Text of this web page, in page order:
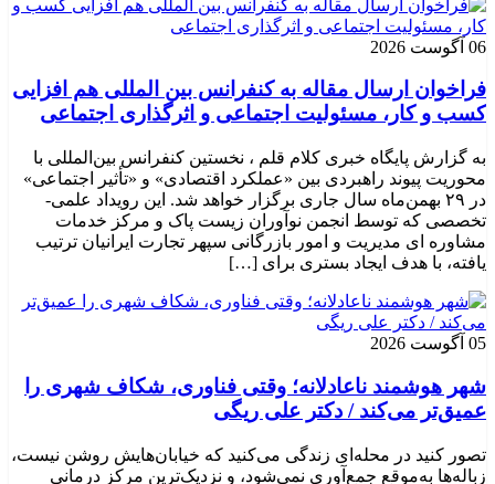
06 آگوست 2026
فراخوان ارسال مقاله به کنفرانس بین المللی هم افزایی
کسب و کار، مسئولیت اجتماعی و اثرگذاری اجتماعی
به گزارش پایگاه خبری کلام قلم ، نخستین کنفرانس بین‌المللی با
محوریت پیوند راهبردی بین «عملکرد اقتصادی» و «تأثیر اجتماعی»
در ۲۹ بهمن‌ماه سال جاری برگزار خواهد شد. این رویداد علمی-
تخصصی که توسط انجمن نوآوران زیست پاک و مرکز خدمات
مشاوره ای مدیریت و امور بازرگانی سپهر تجارت ایرانیان ترتیب
یافته، با هدف ایجاد بستری برای […]
05 آگوست 2026
شهر هوشمند ناعادلانه؛ وقتی فناوری، شکاف شهری را
عمیق‌تر می‌کند / دکتر علی ریگی
تصور کنید در محله‌ای زندگی می‌کنید که خیابان‌هایش روشن نیست،
زباله‌ها به‌موقع جمع‌آوری نمی‌شود، و نزدیک‌ترین مرکز درمانی